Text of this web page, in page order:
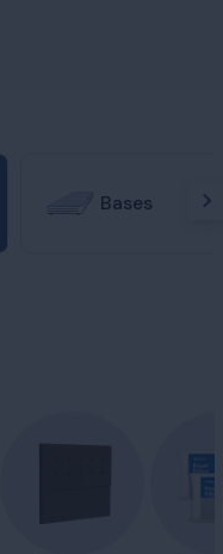
Bases